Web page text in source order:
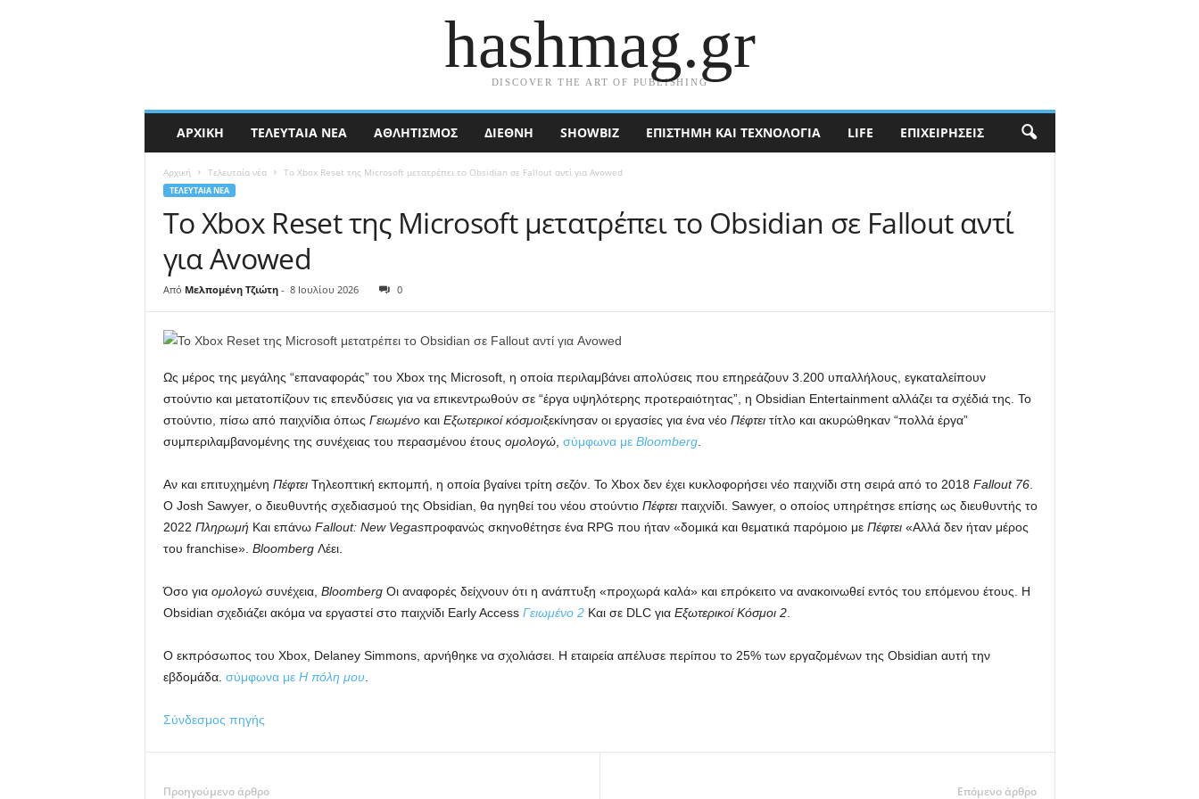
hashmag.gr
DISCOVER THE ART OF PUBLISHING
ΑΡΧΙΚΉ ΤΕΛΕΥΤΑΊΑ ΝΈΑ ΑΘΛΗΤΙΣΜΟΣ ΔΙΕΘΝΉ SHOWBIZ ΕΠΙΣΤΉΜΗ ΚΑΙ ΤΕΧΝΟΛΟΓΊΑ LIFE ΕΠΙΧΕΙΡΉΣΕΙΣ
Αρχική Τελευταία νέα Το Xbox Reset της Microsoft μετατρέπει το Obsidian σε Fallout αντί για Avowed
ΤΕΛΕΥΤΑΊΑ ΝΈΑ
Το Xbox Reset της Microsoft μετατρέπει το Obsidian σε Fallout αντί
για Avowed
Από Μελπομένη Τζιώτη - 8 Ιουλίου 2026 0
Ως μέρος της μεγάλης “επαναφοράς” του Xbox της Microsoft, η οποία περιλαμβάνει απολύσεις που επηρεάζουν 3.200 υπαλλήλους, εγκαταλείπουν
στούντιο και μετατοπίζουν τις επενδύσεις για να επικεντρωθούν σε “έργα υψηλότερης προτεραιότητας”, η Obsidian Entertainment αλλάζει τα σχέδιά της. Το
στούντιο, πίσω από παιχνίδια όπως Γειωμένοκαι Εξωτερικοί κόσμοιξεκίνησαν οι εργασίες για ένα νέο Πέφτειτίτλο και ακυρώθηκαν “πολλά έργα”
συμπεριλαμβανομένης της συνέχειας του περασμένου έτους ομολογώ, σύμφωνα με Bloomberg.
Αν και επιτυχημένη ΠέφτειΤηλεοπτική εκπομπή, η οποία βγαίνει τρίτη σεζόν. Το Xbox δεν έχει κυκλοφορήσει νέο παιχνίδι στη σειρά από το 2018 Fallout 76.
Ο Josh Sawyer, ο διευθυντής σχεδιασμού της Obsidian, θα ηγηθεί του νέου στούντιο Πέφτειπαιχνίδι. Sawyer, ο οποίος υπηρέτησε επίσης ως διευθυντής το
2022 Πληρωμή Και επάνω Fallout: New Vegasπροφανώς σκηνοθέτησε ένα RPG που ήταν «δομικά και θεματικά παρόμοιο με Πέφτει«Αλλά δεν ήταν μέρος
του franchise». BloombergΛέει.
Όσο για ομολογώσυνέχεια, BloombergΟι αναφορές δείχνουν ότι η ανάπτυξη «προχωρά καλά» και επρόκειτο να ανακοινωθεί εντός του επόμενου έτους. Η
Obsidian σχεδιάζει ακόμα να εργαστεί στο παιχνίδι Early Access Γειωμένο 2Και σε DLC για Εξωτερικοί Κόσμοι 2.
Ο εκπρόσωπος του Xbox, Delaney Simmons, αρνήθηκε να σχολιάσει. Η εταιρεία απέλυσε περίπου το 25% των εργαζομένων της Obsidian αυτή την
εβδομάδα. σύμφωνα με Η πόλη μου
Σύνδεσμος πηγής
Προηγούμενο άρθρο Επόμενο άρθρο